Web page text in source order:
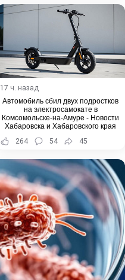
17 ч. назад
Автомобиль сбил двух подростков
на электросамокате в
Комсомольске-на-Амуре - Новости
Хабаровска и Хабаровского края
264
54 45